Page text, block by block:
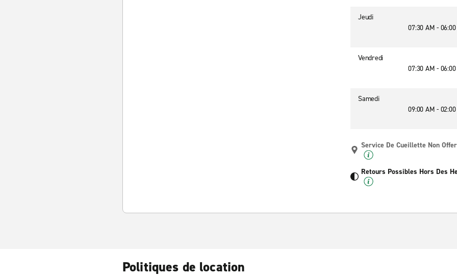
Jeudi
07:30 AM -
Vendredi
07:30 AM -
Samedi
09:00 AM -
Service De Cueillette Non
Retours Possibles Hors Des
Politiques de location